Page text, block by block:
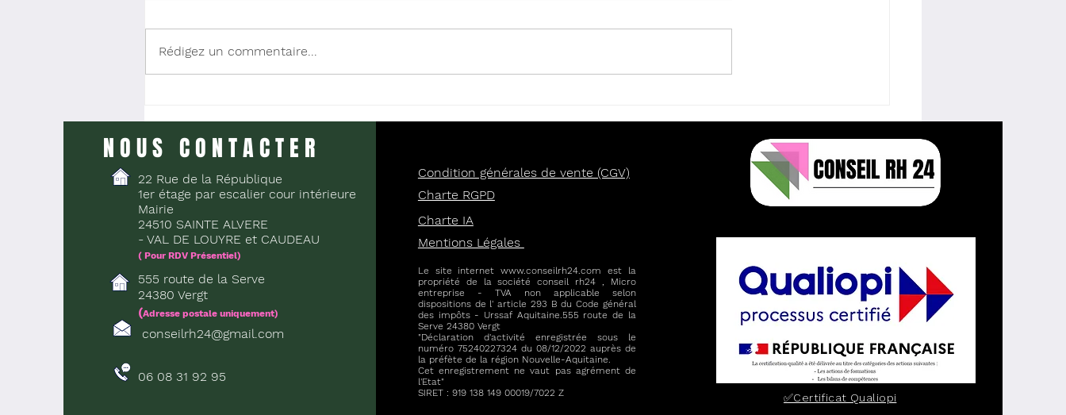
PRINCIPAL
MESSAGERIE
PROFESSIONNELLE
Rédigez un commentaire...
NOUS CONTACTER
555 route de la Serve
24380 Vergt
(Adresse postale uniquement)
conseilrh24@gmail.com
06 08 31 92 95
22 Rue de la République
1er étage par escalier cour intérieure
Mairie
24510 SAINTE ALVERE
- VAL DE LOUYRE et CAUDEAU
( Pour RDV Présentiel)
Condition générales de vente (CGV)
Charte RGPD
Charte IA
Mentions Légales
Le site internetwww.conseilrh24.com est la
propriété de la société conseil rh24 , Micro
entreprise - TVA non applicable selon
dispositions de l' article 293 B du Code général
des impôts - Urssaf Aquitaine.555 route de la
Serve 24380 Vergt
"Déclaration d'activité enregistrée sous le
numéro 75240227324 du 08/12/2022 auprès de
la préfète de la région Nouvelle-Aquitaine.
Cet enregistrement ne vaut pas agrément de
l'Etat"
SIRET : 919 138 149 00019/7022 Z
✅Certificat Qualiopi